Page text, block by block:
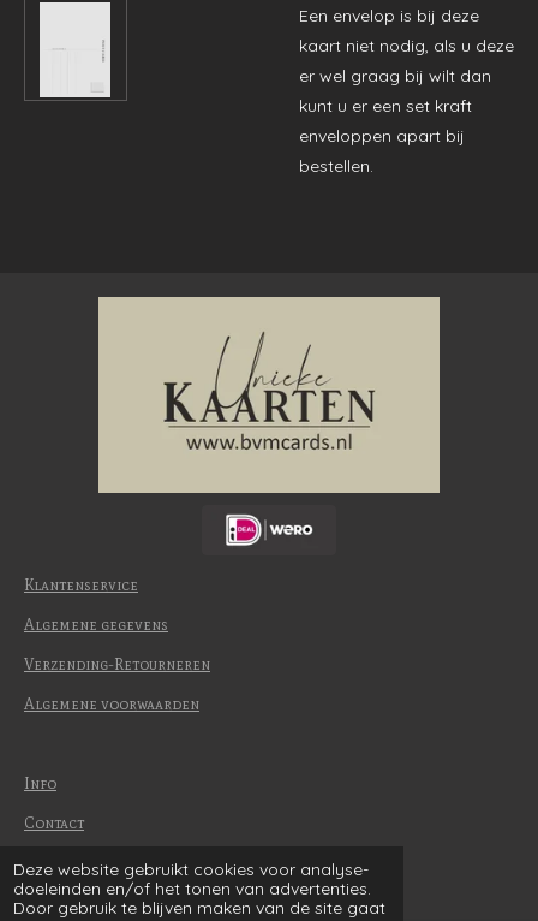
Deze website gebruikt cookies voor analyse-
doeleinden en/of het tonen van advertenties.
Door gebruik te blijven maken van de site gaat
Een envelop is bij deze
kaart niet nodig, als u deze
er wel graag bij wilt dan
kunt u er een set kraft
enveloppen apart bij
bestellen.
Klantenservice
Algemene gegevens
Verzending-Retourneren
Algemene voorwaarden
Info
Contact
Betaalmethode
© 2022-2026 | BvM Cards